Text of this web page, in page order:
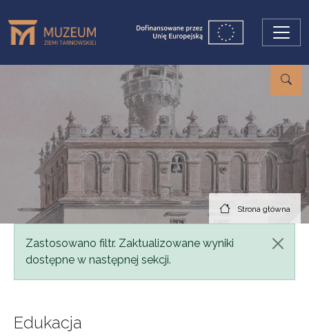
Strona główna
Komunikat
Zastosowano filtr. Zaktualizowane wyniki
dostępne w następnej sekcji.
Edukacja